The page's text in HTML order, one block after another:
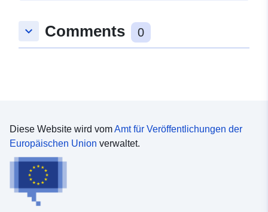
keyboard_arrow_down Comments 0
Diese Website wird vomAmt für Veröffentlichungen der
Europäischen Union verwaltet.